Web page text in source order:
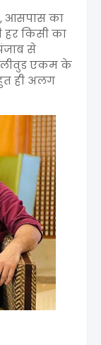
आसपास का
किसी का
से
एकम के
ही अलग